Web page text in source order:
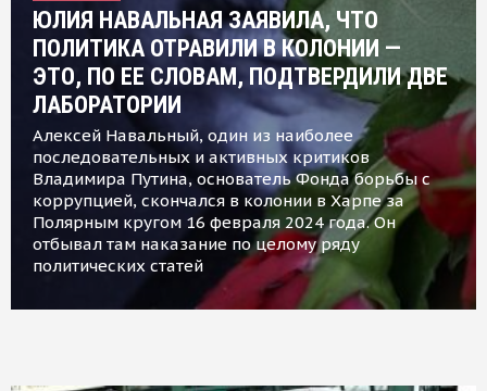
ЮЛИЯ НАВАЛЬНАЯ ЗАЯВИЛА, ЧТО
ПОЛИТИКА ОТРАВИЛИ В КОЛОНИИ —
ЭТО, ПО ЕЕ СЛОВАМ, ПОДТВЕРДИЛИ ДВЕ
ЛАБОРАТОРИИ
Алексей Навальный, один из наиболее
последовательных и активных критиков
Владимира Путина, основатель Фонда борьбы с
коррупцией, скончался в колонии в Харпе за
Полярным кругом 16 февраля 2024 года. Он
отбывал там наказание по целому ряду
политических статей